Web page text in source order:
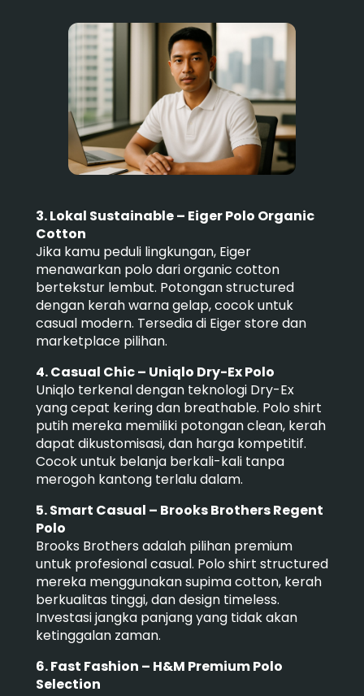
3. Lokal Sustainable – Eiger Polo Organic
Cotton
Jika kamu peduli lingkungan, Eiger
menawarkan polo dari organic cotton
bertekstur lembut. Potongan structured
dengan kerah warna gelap, cocok untuk
casual modern. Tersedia di Eiger store dan
marketplace pilihan.
4. Casual Chic – Uniqlo Dry-Ex Polo
Uniqlo terkenal dengan teknologi Dry-Ex
yang cepat kering dan breathable. Polo shirt
putih mereka memiliki potongan clean, kerah
dapat dikustomisasi, dan harga kompetitif.
Cocok untuk belanja berkali-kali tanpa
merogoh kantong terlalu dalam.
5. Smart Casual – Brooks Brothers Regent
Polo
Brooks Brothers adalah pilihan premium
untuk profesional casual. Polo shirt structured
mereka menggunakan supima cotton, kerah
berkualitas tinggi, dan design timeless.
Investasi jangka panjang yang tidak akan
ketinggalan zaman.
6. Fast Fashion – H&M Premium Polo
Selection